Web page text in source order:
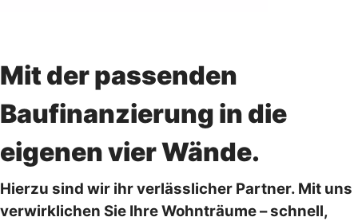
Mit der passenden
Baufinanzierung in die
eigenen vier Wände.
Hierzu sind wir ihr verlässlicher Partner. Mit uns
verwirklichen Sie Ihre Wohnträume – schnell,